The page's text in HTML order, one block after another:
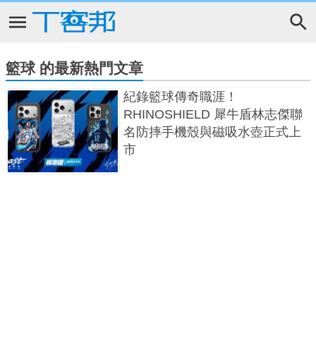
籃球 的最新熱門文章
紀錄籃球傳奇職涯！
RHINOSHIELD 犀牛盾林志傑聯
名防摔手機殼與磁吸水壺正式上
市